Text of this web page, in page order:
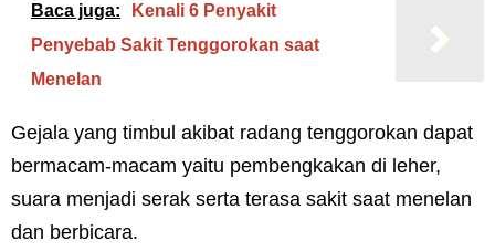
Baca juga:
Kenali 6 Penyakit
Penyebab Sakit Tenggorokan saat
Menelan
Gejala yang timbul akibat radang tenggorokan dapat
bermacam-macam yaitu pembengkakan di leher,
suara menjadi serak serta terasa sakit saat menelan
dan berbicara.